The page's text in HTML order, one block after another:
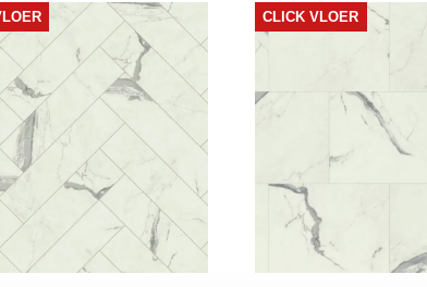
CLICK VLOER